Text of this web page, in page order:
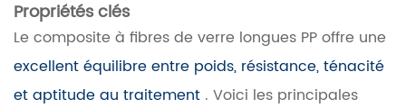
Propriétés clés
Le composite à fibres de verre longues PP offre une
excellent équilibre entre poids, résistance, ténacité
et aptitude au traitement . Voici les principales